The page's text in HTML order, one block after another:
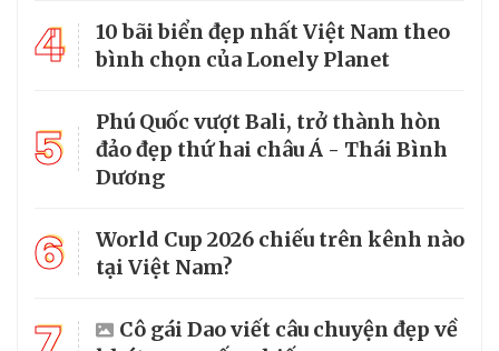
4
10 bãi biển đẹp nhất Việt Nam theo
bình chọn của Lonely Planet
5
Phú Quốc vượt Bali, trở thành hòn
đảo đẹp thứ hai châu Á - Thái Bình
Dương
6
World Cup 2026 chiếu trên kênh nào
tại Việt Nam?
Cô gái Dao viết câu chuyện đẹp về